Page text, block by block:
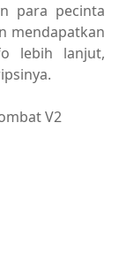
para pecinta
mendapatkan
lebih lanjut,
V2